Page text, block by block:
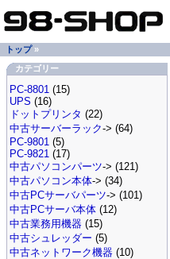
トップ»
カテゴリー
PC-8801 (15)
UPS (16)
ドットプリンタ (22)
中古サーバーラック-> (64)
PC-9801 (5)
PC-9821 (17)
中古パソコンパーツ-> (121)
中古パソコン本体-> (34)
中古PCサーバパーツ-> (101)
中古PCサーバ本体 (12)
中古業務用機器 (15)
中古シュレッダー (5)
中古ネットワーク機器 (10)